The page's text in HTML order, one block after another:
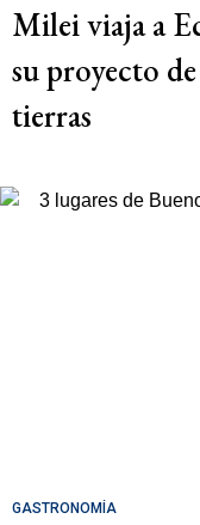
Milei viaja a
su proyecto
tierras
GASTRONOMÍA